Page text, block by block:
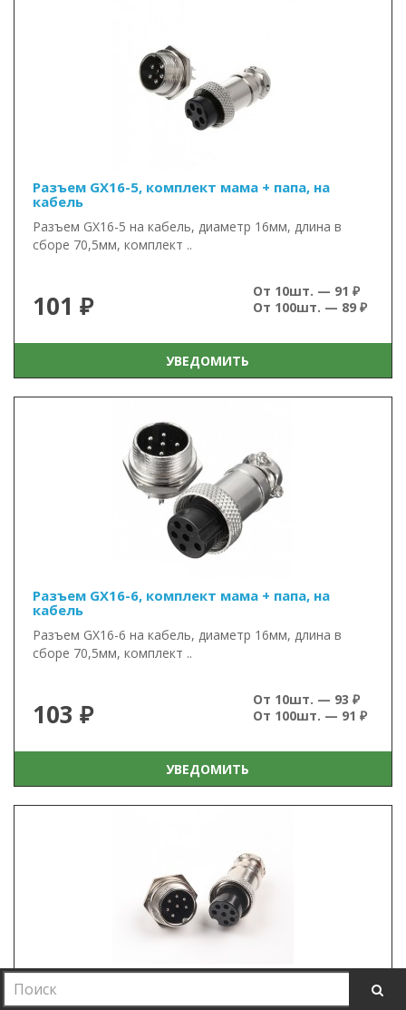
Разъем GX16-5, комплект мама + папа, на
кабель
Разъем GX16-5 на кабель, диаметр 16мм, длина в
сборе 70,5мм, комплект ..
101 ₽
От 10шт. — 91 ₽
От 100шт. — 89 ₽
УВЕДОМИТЬ
Разъем GX16-6, комплект мама + папа, на
кабель
Разъем GX16-6 на кабель, диаметр 16мм, длина в
сборе 70,5мм, комплект ..
103 ₽
От 10шт. — 93 ₽
От 100шт. — 91 ₽
УВЕДОМИТЬ
Разъем GX16-7, комплект мама + папа, на